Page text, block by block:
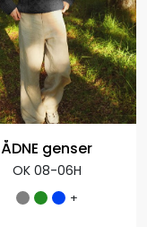
ÅDNE genser
OK 08-06H
+